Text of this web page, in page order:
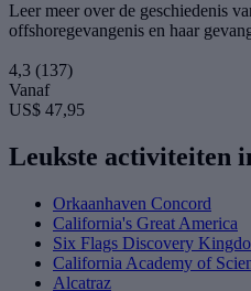
Leer meer over de geschiedenis
offshoregevangenis en haar
4,3 (137)
Vanaf
US$ 47,95
Leukste activiteiten
Orkaanhaven Concord
California's Great America
Six Flags Discovery
California Academy of
Alcatraz